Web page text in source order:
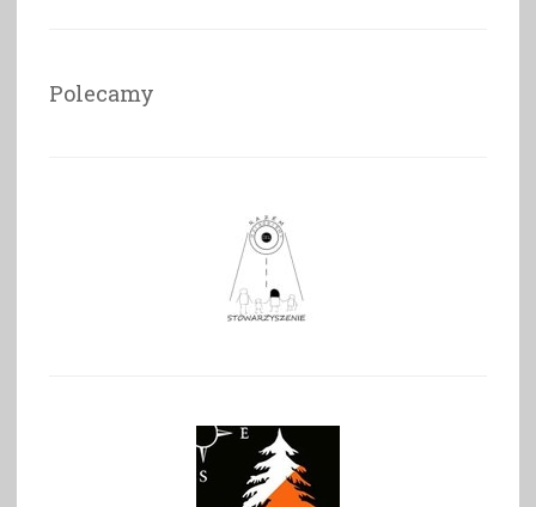
Polecamy